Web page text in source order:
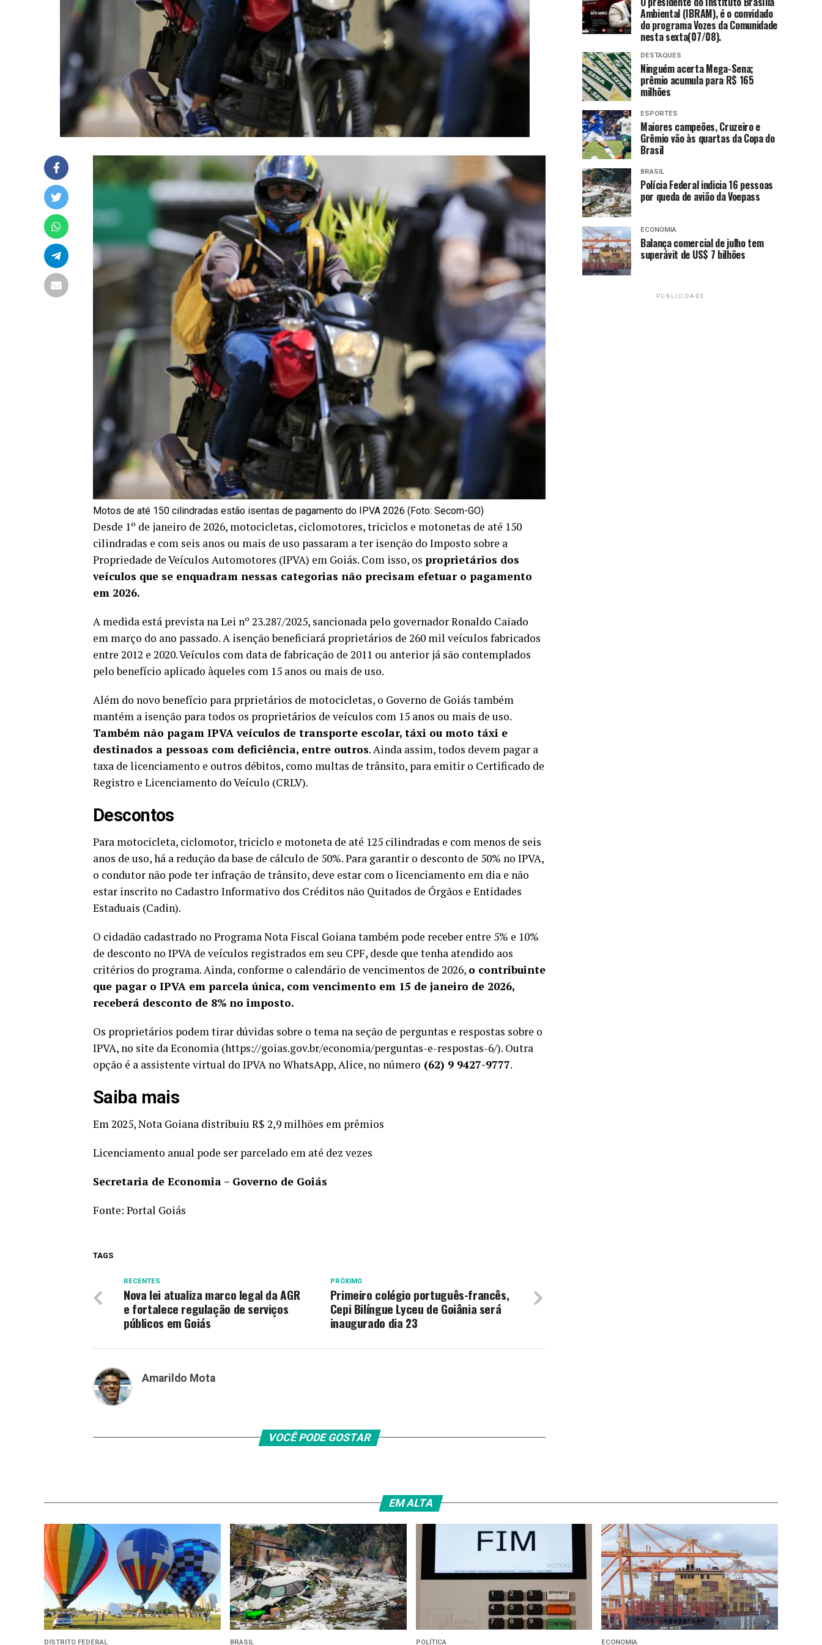
Motos de até 150 cilindradas estão isentas de pagamento do IPVA 2026 (Foto: Secom-GO)
Desde 1º de janeiro de 2026, motocicletas, ciclomotores, triciclos e motonetas de até 150
cilindradas e com seis anos ou mais de uso passaram a ter isenção do Imposto sobre a
Propriedade de Veículos Automotores (IPVA) em Goiás. Com isso, os proprietários dos
veículos que se enquadram nessas categorias não precisam efetuar o pagamento
em 2026.
A medida está prevista na Lei nº 23.287/2025, sancionada pelo governador Ronaldo Caiado
em março do ano passado. A isenção beneficiará proprietários de 260 mil veículos fabricados
entre 2012 e 2020. Veículos com data de fabricação de 2011 ou anterior já são contemplados
pelo benefício aplicado àqueles com 15 anos ou mais de uso.
Além do novo benefício para prprietários de motocicletas, o Governo de Goiás também
mantém a isenção para todos os proprietários de veículos com 15 anos ou mais de uso.
Também não pagam IPVA veículos de transporte escolar, táxi ou moto táxi e
destinados a pessoas com deficiência, entre outros. Ainda assim, todos devem pagar a
taxa de licenciamento e outros débitos, como multas de trânsito, para emitir o Certificado de
Registro e Licenciamento do Veículo (CRLV).
Descontos
Para motocicleta, ciclomotor, triciclo e motoneta de até 125 cilindradas e com menos de seis
anos de uso, há a redução da base de cálculo de 50%. Para garantir o desconto de 50% no IPVA,
o condutor não pode ter infração de trânsito, deve estar com o licenciamento em dia e não
estar inscrito no Cadastro Informativo dos Créditos não Quitados de Órgãos e Entidades
Estaduais (Cadin).
O cidadão cadastrado no Programa Nota Fiscal Goiana também pode receber entre 5% e 10%
de desconto no IPVA de veículos registrados em seu CPF, desde que tenha atendido aos
critérios do programa. Ainda, conforme o calendário de vencimentos de 2026, o contribuinte
que pagar o IPVA em parcela única, com vencimento em 15 de janeiro de 2026,
receberá desconto de 8% no imposto.
Os proprietários podem tirar dúvidas sobre o tema na seção de perguntas e respostas sobre o
IPVA, no site daEconomia (https://goias.gov.br/economia/perguntas-e-respostas-6/). Outra
opção é a assistente virtual do IPVA no WhatsApp, Alice, no número (62) 9 9427-9777.
Saiba mais
Em 2025, Nota Goiana distribuiu R$ 2,9 milhões em prêmios
Licenciamento anual pode ser parcelado em até dez vezes
Secretaria de Economia – Governo de Goiás
Fonte: Portal Goiás
TAGS
PRÓXIMO
Primeiro colégio português-francês,
Cepi Bilíngue Lyceu de Goiânia será
inaugurado dia 23
RECENTES
Nova lei atualiza marco legal da AGR
e fortalece regulação de serviços
públicos em Goiás
Amarildo Mota
VOCÊ PODE GOSTAR
Ambiental (IBRAM), é o convidado
do programa Vozes da Comunidade
nesta sexta(07/08).
DESTAQUES
Ninguém acerta Mega-Sena;
prêmio acumula para R$ 165
milhões
ESPORTES
Maiores campeões, Cruzeiro e
Grêmio vão às quartas da Copa do
Brasil
BRASIL
Polícia Federal indicia 16 pessoas
por queda de avião da Voepass
ECONOMIA
Balança comercial de julho tem
superávit de US$ 7 bilhões
PUBLICIDADE
EM ALTA
DISTRITO FEDERAL BRASIL POLÍTICA ECONOMIA